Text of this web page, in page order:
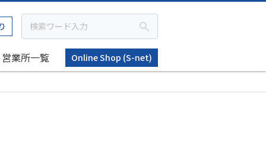
営業所一覧
Online Shop (S-net)